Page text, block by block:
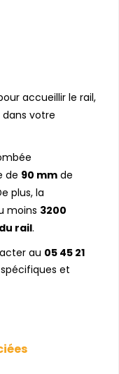
accueillir le rail,
votre
de 90 mm de
plus, la
moins 3200
rail.
au 05 45 21
et